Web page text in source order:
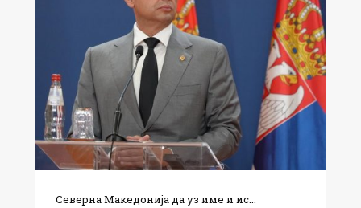
Северна Македонија да уз име и ис...